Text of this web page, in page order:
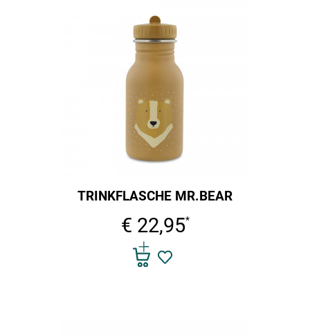
TRINKFLASCHE MR.BEAR
€ 22,95*